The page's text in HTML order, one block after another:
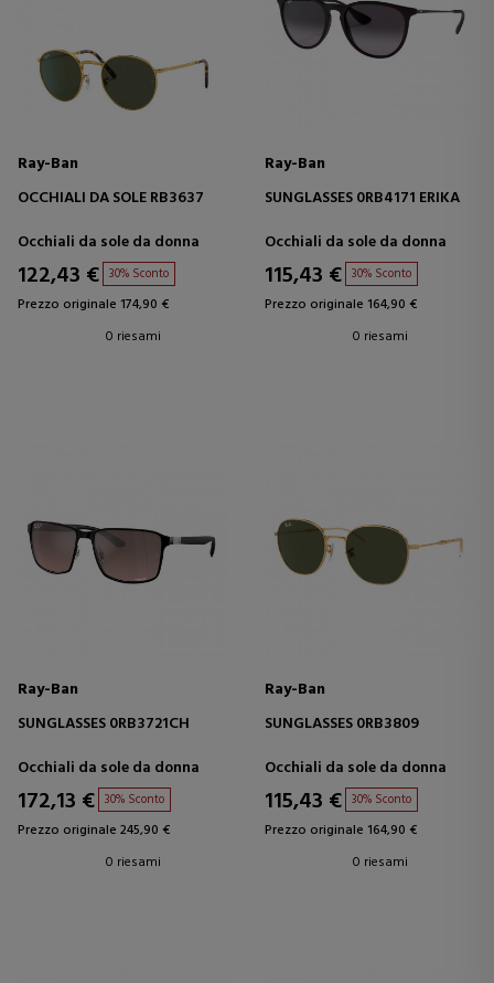
Ray-Ban
OCCHIALI DA SOLE RB3637
Occhiali da sole da donna
122,43 € 30% Sconto
Prezzo originale 174,90 €
0 riesami
Ray-Ban
SUNGLASSES 0RB4171 ERIKA
Occhiali da sole da donna
115,43 € 30% Sconto
Prezzo originale 164,90 €
0 riesami
Ray-Ban
SUNGLASSES 0RB3721CH
Occhiali da sole da donna
172,13 € 30% Sconto
Prezzo originale 245,90 €
0 riesami
Ray-Ban
SUNGLASSES 0RB3809
Occhiali da sole da donna
115,43 € 30% Sconto
Prezzo originale 164,90 €
0 riesami